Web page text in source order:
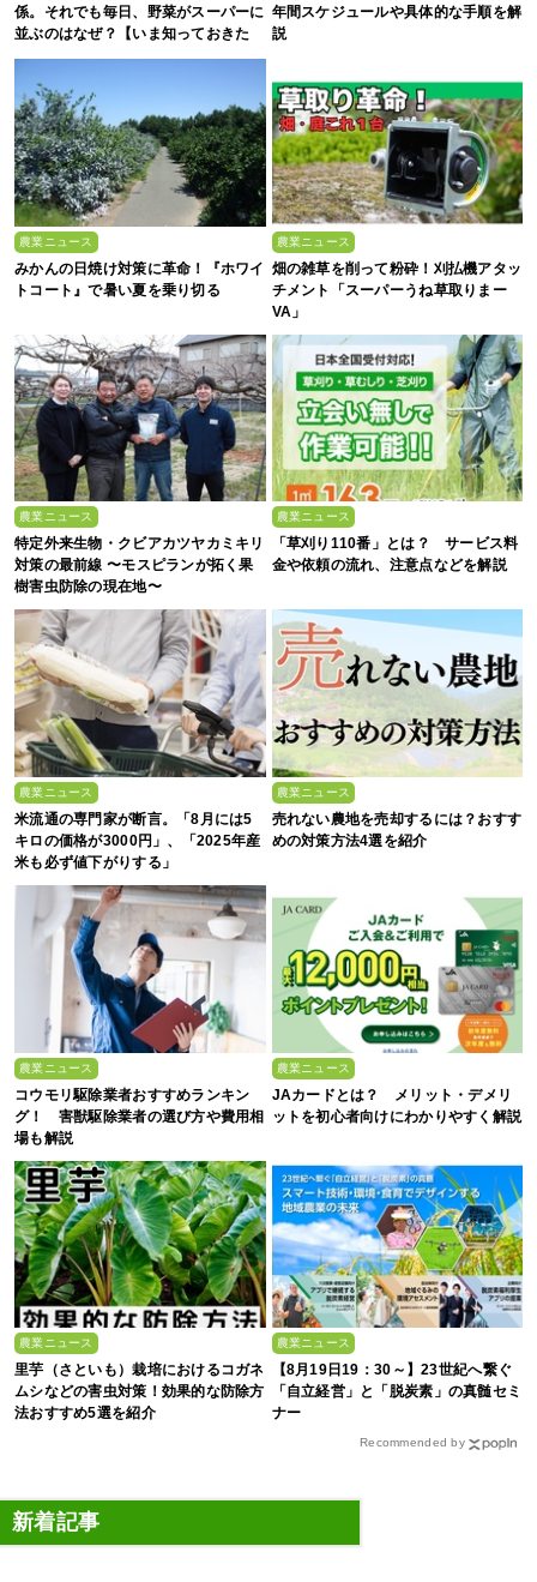
係。それでも毎日、野菜がスーパーに
並ぶのはなぜ？【いま知っておきた
い、これからの”食”の話】
年間スケジュールや具体的な手順を解
説
農業ニュース
みかんの日焼け対策に革命！『ホワイ
トコート』で暑い夏を乗り切る
農業ニュース
畑の雑草を削って粉砕！刈払機アタッ
チメント「スーパーうね草取りまー
VA」
農業ニュース
特定外来生物・クビアカツヤカミキリ
対策の最前線 〜モスピランが拓く果
樹害虫防除の現在地〜
農業ニュース
「草刈り110番」とは？ サービス料
金や依頼の流れ、注意点などを解説
農業ニュース
米流通の専門家が断言。「8月には5
キロの価格が3000円」、「2025年産
米も必ず値下がりする」
農業ニュース
売れない農地を売却するには？おすす
めの対策方法4選を紹介
農業ニュース
コウモリ駆除業者おすすめランキン
グ！ 害獣駆除業者の選び方や費用相
場も解説
農業ニュース
JAカードとは？ メリット・デメリ
ットを初心者向けにわかりやすく解説
農業ニュース
里芋（さといも）栽培におけるコガネ
ムシなどの害虫対策！効果的な防除方
法おすすめ5選を紹介
農業ニュース
【8月19日19：30～】23世紀へ繋ぐ
「自立経営」と「脱炭素」の真髄セミ
ナー
Recommended by
新着記事